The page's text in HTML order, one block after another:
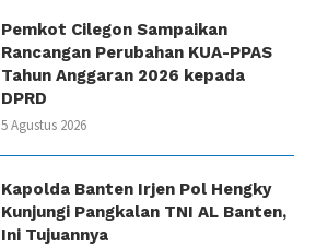
Pemkot Cilegon Sampaikan
Rancangan Perubahan KUA-PPAS
Tahun Anggaran 2026 kepada
DPRD
5 Agustus 2026
Kapolda Banten Irjen Pol Hengky
Kunjungi Pangkalan TNI AL Banten,
Ini Tujuannya